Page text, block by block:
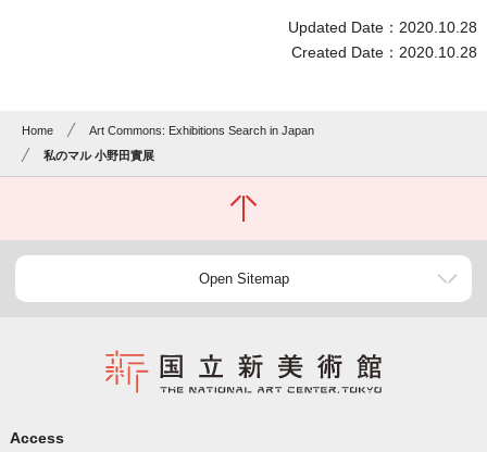
Updated Date：2020.10.28
Created Date：2020.10.28
Home
Art Commons: Exhibitions Search in Japan
私のマル 小野田實展
Open Sitemap
Access